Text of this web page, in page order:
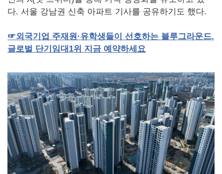
다. 서울 강남권 신축 아파트 기사를 공유하기도 했다.
☞외국기업 주재원·유학생들이 선호하는 블루그라운드,
글로벌 단기임대 1위 지금 예약하세요